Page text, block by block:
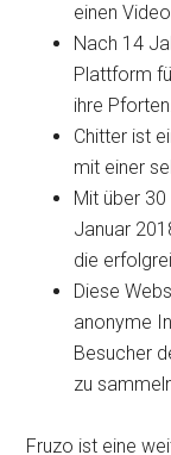
einen
Nach 14
Plattform
ihre
Chitter ist
mit einer
Mit über
Januar
die
Diese
anonyme
Besucher
zu
Fruzo ist eine